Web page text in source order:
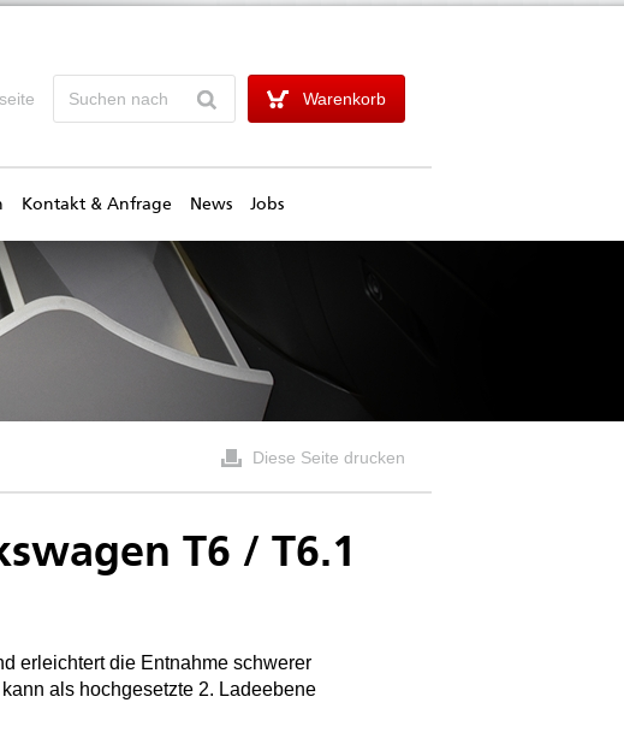
Warenkorb
Kontakt & Anfrage News Jobs
Diese Seite drucken
T6 / T6.1
erleichtert die Entnahme schwerer
als hochgesetzte 2. Ladeebene